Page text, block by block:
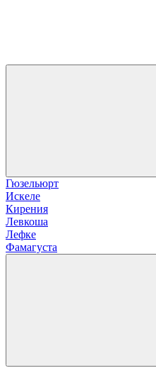
Гюзельюрт
Искеле
Кирения
Левкоша
Лефке
Фамагуста